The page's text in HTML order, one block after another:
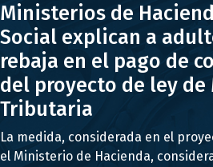
Ministerios de
Social explican a
rebaja en el pago de
del proyecto de ley
Tributaria
La medida, considerada en el
el Ministerio de Hacienda,